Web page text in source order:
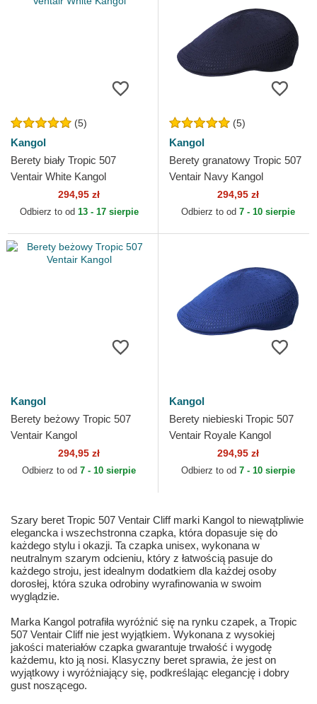
(5)
Kangol
Berety biały Tropic 507
Ventair White Kangol
294,95 zł
Odbierz to od 13 - 17 sierpie
(5)
Kangol
Berety granatowy Tropic 507
Ventair Navy Kangol
294,95 zł
Odbierz to od 7 - 10 sierpie
Kangol
Berety beżowy Tropic 507
Ventair Kangol
294,95 zł
Odbierz to od 7 - 10 sierpie
Kangol
Berety niebieski Tropic 507
Ventair Royale Kangol
294,95 zł
Odbierz to od 7 - 10 sierpie
Szary beret Tropic 507 Ventair Cliff marki Kangol to niewątpliwie
elegancka i wszechstronna czapka, która dopasuje się do
każdego stylu i okazji. Ta czapka unisex, wykonana w
neutralnym szarym odcieniu, który z łatwością pasuje do
każdego stroju, jest idealnym dodatkiem dla każdej osoby
dorosłej, która szuka odrobiny wyrafinowania w swoim
wyglądzie.
Marka Kangol potrafiła wyróżnić się na rynku czapek, a Tropic
507 Ventair Cliff nie jest wyjątkiem. Wykonana z wysokiej
jakości materiałów czapka gwarantuje trwałość i wygodę
każdemu, kto ją nosi. Klasyczny beret sprawia, że jest on
wyjątkowy i wyróżniający się, podkreślając elegancję i dobry
gust noszącego.